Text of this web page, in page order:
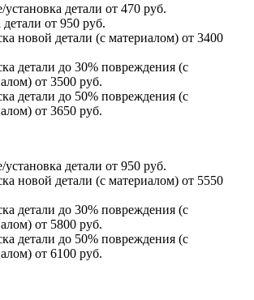
установка детали от 470 руб.
детали от 950 руб.
новой детали (с материалом) от 3400
детали до 30% повреждения (с
от 3500 руб.
детали до 50% повреждения (с
от 3650 руб.
установка детали от 950 руб.
новой детали (с материалом) от 5550
детали до 30% повреждения (с
от 5800 руб.
детали до 50% повреждения (с
от 6100 руб.